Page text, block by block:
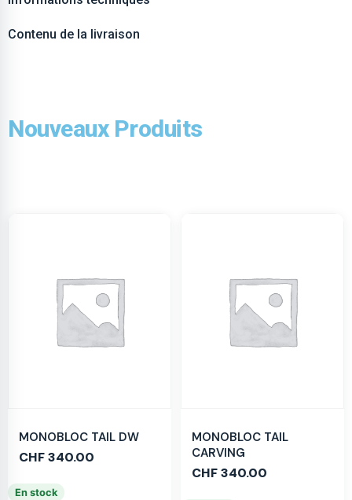
Contenu de la livraison
Nouveaux Produits
MONOBLOC TAIL DW
CHF340.00
En stock
MONOBLOC TAIL
CARVING
CHF340.00